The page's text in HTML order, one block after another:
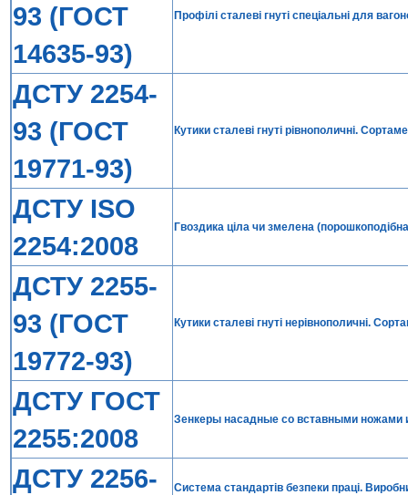
93 (ГОСТ
14635-93)
Профілі сталеві гнуті спеціальні для
ДСТУ 2254-
93 (ГОСТ
19771-93)
Кутики сталеві гнуті рівнополичні.
ДСТУ ISO
2254:2008
Гвоздика ціла чи змелена
ДСТУ 2255-
93 (ГОСТ
19772-93)
Кутики сталеві гнуті нерівнополичні.
ДСТУ ГОСТ
2255:2008
Зенкеры насадные со вставными ножами
ДСТУ 2256-
Система стандартів безпеки праці.